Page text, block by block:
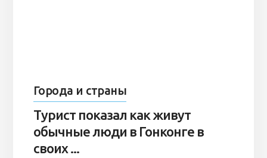
Города и страны
Турист показал как живут
обычные люди в Гонконге в
своих ...